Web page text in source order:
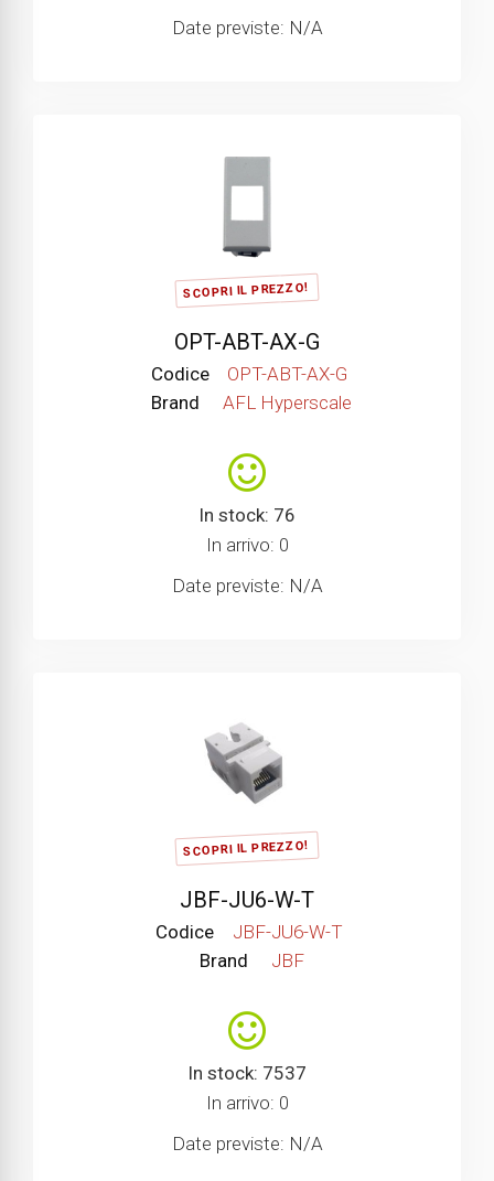
Date previste: N/A
SCOPRI IL PREZZO!
OPT-ABT-AX-G
Codice
OPT-ABT-AX-G
Brand
AFL Hyperscale
In stock: 76
In arrivo: 0
Date previste: N/A
SCOPRI IL PREZZO!
JBF-JU6-W-T
Codice
JBF-JU6-W-T
Brand
JBF
In stock: 7537
In arrivo: 0
Date previste: N/A